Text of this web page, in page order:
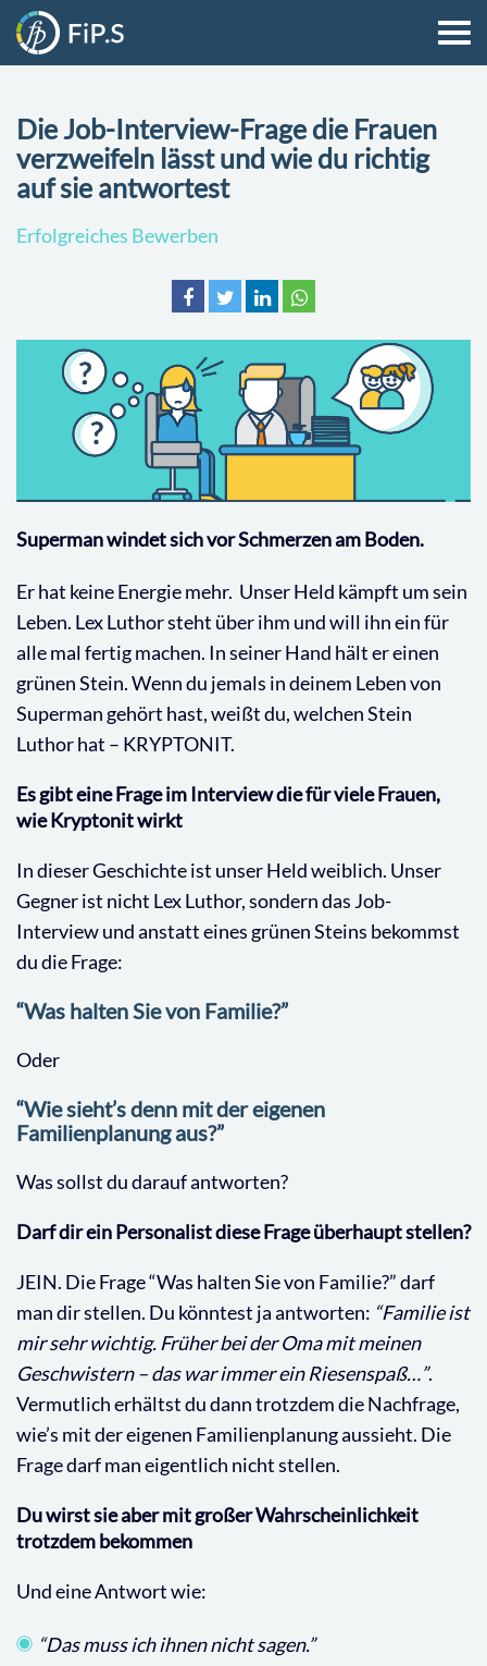
Die Job-Interview-Frage die Frauen
verzweifeln lässt und wie du richtig
auf sie antwortest
Erfolgreiches Bewerben
Superman windet sich vor Schmerzen am Boden.
Er hat keine Energie mehr. Unser Held kämpft um sein
Leben. Lex Luthor steht über ihm und will ihn ein für
alle mal fertig machen. In seiner Hand hält er einen
grünen Stein. Wenn du jemals in deinem Leben von
Superman gehört hast, weißt du, welchen Stein
Luthor hat – KRYPTONIT.
Es gibt eine Frage im Interview die für viele Frauen,
wie Kryptonit wirkt
In dieser Geschichte ist unser Held weiblich. Unser
Gegner ist nicht Lex Luthor, sondern das Job-
Interview und anstatt eines grünen Steins bekommst
du die Frage:
“Was halten Sie von Familie?”
Oder
“Wie sieht’s denn mit der eigenen
Familienplanung aus?”
Was sollst du darauf antworten?
Darf dir ein Personalist diese Frage überhaupt stellen?
JEIN. Die Frage “Was halten Sie von Familie?” darf
man dir stellen. Du könntest ja antworten: “Familie ist
mir sehr wichtig. Früher bei der Oma mit meinen
Geschwistern – das war immer ein Riesenspaß…”.
Vermutlich erhältst du dann trotzdem die Nachfrage,
wie’s mit der eigenen Familienplanung aussieht. Die
Frage darf man eigentlich nicht stellen.
Du wirst sie aber mit großer Wahrscheinlichkeit
trotzdem bekommen
Und eine Antwort wie:
“Das muss ich ihnen nicht sagen.”